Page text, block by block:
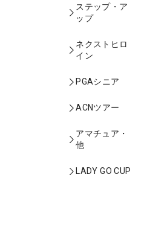
ステップ・ア
ップ
ネクストヒロ
イン
PGAシニア
ACNツアー
アマチュア・
他
LADY GO CUP